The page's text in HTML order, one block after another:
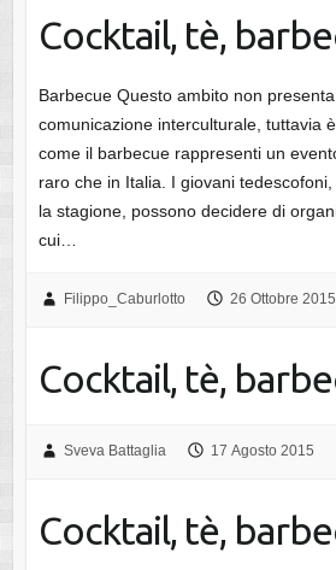
Cocktail, tè,
Barbecue Questo ambito non
comunicazione interculturale, tuttavia
come il barbecue rappresenti un
raro che in Italia. I giovani
la stagione, possono decidere di
cui…
Filippo_Caburlotto 26 Ottobre 2015
Cocktail, tè,
Sveva Battaglia 17 Agosto 2015
Cocktail, tè,